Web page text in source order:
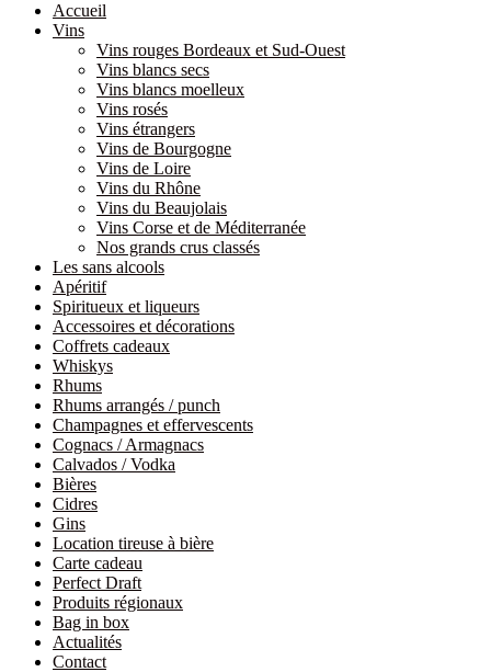
Accueil
Vins
Vins rouges Bordeaux et Sud-Ouest
Vins blancs secs
Vins blancs moelleux
Vins rosés
Vins étrangers
Vins de Bourgogne
Vins de Loire
Vins du Rhône
Vins du Beaujolais
Vins Corse et de Méditerranée
Nos grands crus classés
Les sans alcools
Apéritif
Spiritueux et liqueurs
Accessoires et décorations
Coffrets cadeaux
Whiskys
Rhums
Rhums arrangés / punch
Champagnes et effervescents
Cognacs / Armagnacs
Calvados / Vodka
Bières
Cidres
Gins
Location tireuse à bière
Carte cadeau
Perfect Draft
Produits régionaux
Bag in box
Actualités
Contact